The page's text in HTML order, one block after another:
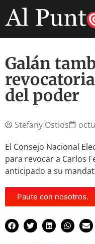
Galán
del poder
Stefany Ostios
El Consejo Nacional
para revocar a Carlos
anticipado a su
Paute con nosotros.